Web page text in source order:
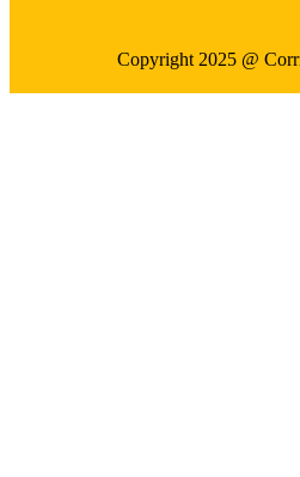
Copyright 2025 @